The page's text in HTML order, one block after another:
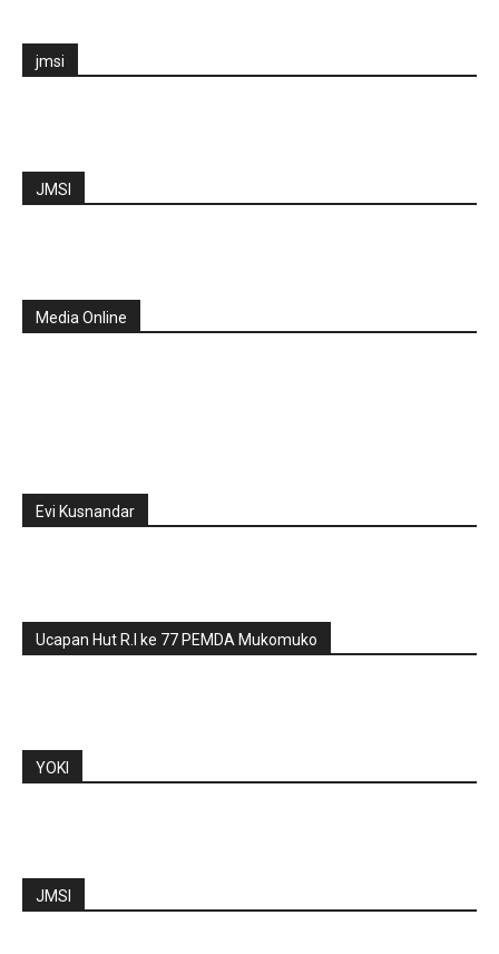
jmsi
JMSI
Media Online
Evi Kusnandar
Ucapan Hut R.I ke 77 PEMDA Mukomuko
YOKI
JMSI